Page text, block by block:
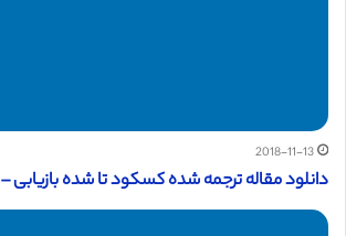
2018-11-13
دانلود مقاله ترجمه شده کسکود تا شده بازیابی – IEEE 2009